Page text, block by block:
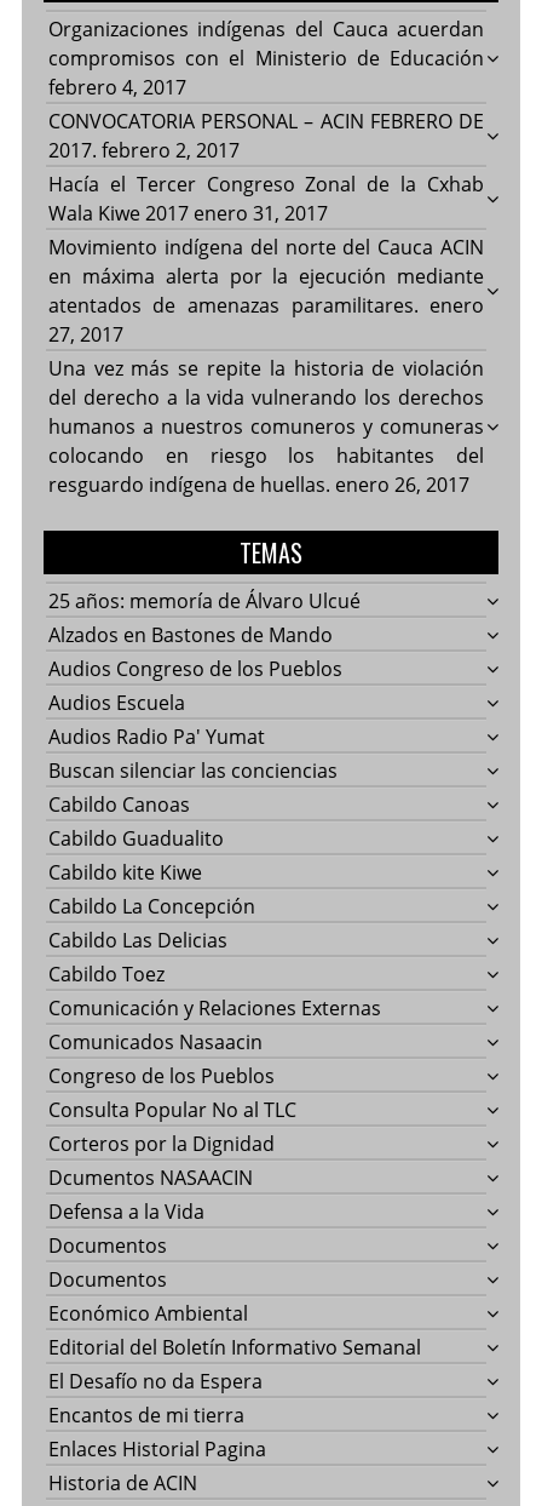
Organizaciones indígenas del Cauca acuerdan
compromisos con el Ministerio de Educación
febrero 4, 2017
CONVOCATORIA PERSONAL – ACIN FEBRERO DE
2017. febrero 2, 2017
Hacía el Tercer Congreso Zonal de la Cxhab
Wala Kiwe 2017 enero 31, 2017
Movimiento indígena del norte del Cauca ACIN
en máxima alerta por la ejecución mediante
atentados de amenazas paramilitares. enero
27, 2017
Una vez más se repite la historia de violación
del derecho a la vida vulnerando los derechos
humanos a nuestros comuneros y comuneras
colocando en riesgo los habitantes del
resguardo indígena de huellas. enero 26, 2017
TEMAS
25 años: memoría de Álvaro Ulcué
Alzados en Bastones de Mando
Audios Congreso de los Pueblos
Audios Escuela
Audios Radio Pa' Yumat
Buscan silenciar las conciencias
Cabildo Canoas
Cabildo Guadualito
Cabildo kite Kiwe
Cabildo La Concepción
Cabildo Las Delicias
Cabildo Toez
Comunicación y Relaciones Externas
Comunicados Nasaacin
Congreso de los Pueblos
Consulta Popular No al TLC
Corteros por la Dignidad
Dcumentos NASAACIN
Defensa a la Vida
Documentos
Documentos
Económico Ambiental
Editorial del Boletín Informativo Semanal
El Desafío no da Espera
Encantos de mi tierra
Enlaces Historial Pagina
Historia de ACIN